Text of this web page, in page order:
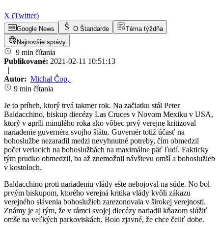
X (Twitter)
Google News O Štandarde
Téma týždňa
Najnovšie správy
9 min čítania
Publikované: 2021-02-11 10:51:13
|
Autor: Michal Čop,
9 min čítania
Je to príbeh, ktorý trvá takmer rok. Na začiatku stál Peter
Baldacchino, biskup diecézy Las Cruces v Novom Mexiku v USA,
ktorý v apríli minulého roka ako vôbec prvý verejne kritizoval
nariadenie guvernéra svojho štátu. Guvernér totiž účasť na
bohoslužbe nezaradil medzi nevyhnutné potreby, čím obmedzil
počet veriacich na bohoslužbách na maximálne päť ľudí. Fakticky
tým prudko obmedzil, ba až znemožnil návštevu omší a bohoslužieb
v kostoloch.
Baldacchino proti nariadeniu vlády ešte nebojoval na súde. No bol
prvým biskupom, ktorého verejná kritika vlády kvôli zákazu
verejného slávenia bohoslužieb zarezonovala v širokej verejnosti.
Známy je aj tým, že v rámci svojej diecézy nariadil kňazom slúžiť
omše na veľkých parkoviskách. Bolo zjavné, že chce čeliť dobe.